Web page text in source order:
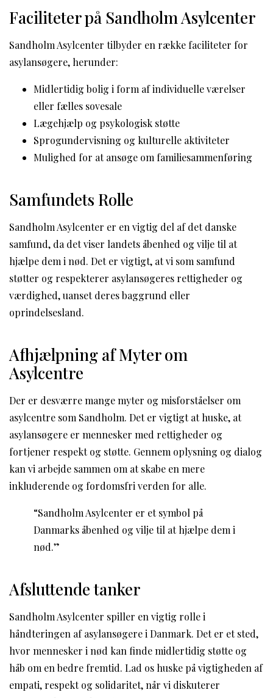
Faciliteter på Sandholm Asylcenter
Sandholm Asylcenter tilbyder en række faciliteter for
asylansøgere, herunder:
Midlertidig bolig i form af individuelle værelser
eller fælles sovesale
Lægehjælp og psykologisk støtte
Sprogundervisning og kulturelle aktiviteter
Mulighed for at ansøge om familiesammenføring
Samfundets Rolle
Sandholm Asylcenter er en vigtig del af det danske
samfund, da det viser landets åbenhed og vilje til at
hjælpe dem i nød. Det er vigtigt, at vi som samfund
støtter og respekterer asylansøgeres rettigheder og
værdighed, uanset deres baggrund eller
oprindelsesland.
Afhjælpning af Myter om
Asylcentre
Der er desværre mange myter og misforståelser om
asylcentre som Sandholm. Det er vigtigt at huske, at
asylansøgere er mennesker med rettigheder og
fortjener respekt og støtte. Gennem oplysning og dialog
kan vi arbejde sammen om at skabe en mere
inkluderende og fordomsfri verden for alle.
“Sandholm Asylcenter er et symbol på
Danmarks åbenhed og vilje til at hjælpe dem i
nød.”
Afsluttende tanker
Sandholm Asylcenter spiller en vigtig rolle i
håndteringen af asylansøgere i Danmark. Det er et sted,
hvor mennesker i nød kan finde midlertidig støtte og
håb om en bedre fremtid. Lad os huske på vigtigheden af
empati, respekt og solidaritet, når vi diskuterer